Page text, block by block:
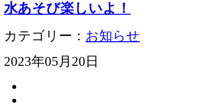
水あそび楽しいよ！
カテゴリー： お知らせ
2023年05月20日